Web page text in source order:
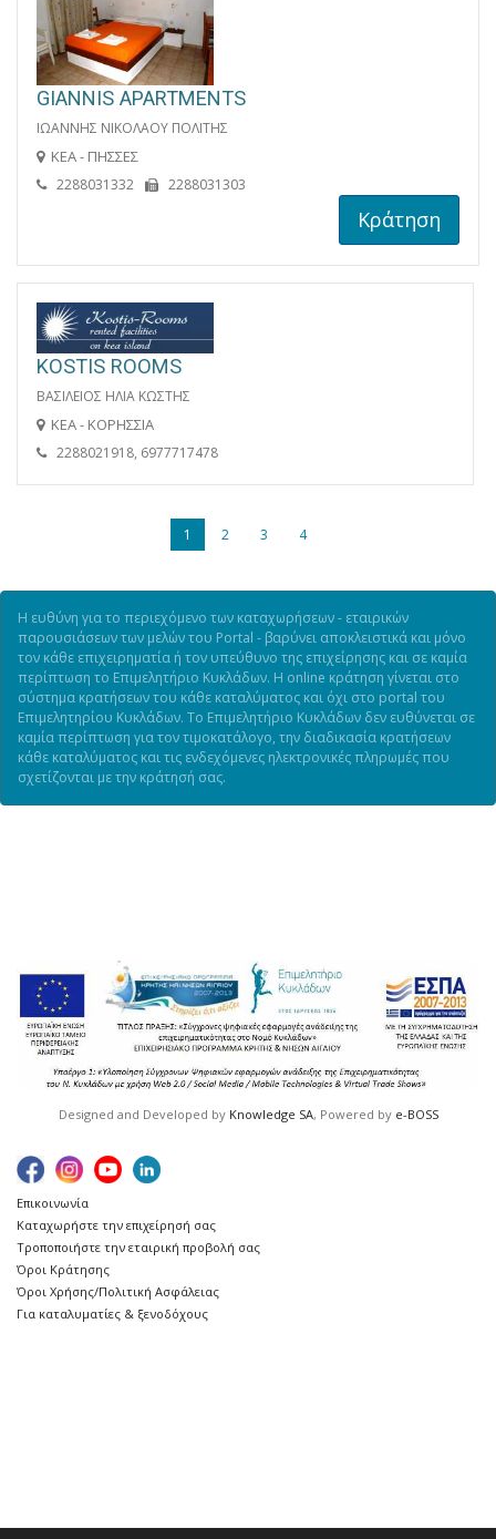
GIANNIS APARTMENTS
ΙΩΑΝΝΗΣ ΝΙΚΟΛΑΟΥ ΠΟΛΙΤΗΣ
ΚΕΑ - ΠΗΣΣΕΣ
2288031332 2288031303
Κράτηση
KOSTIS ROOMS
ΒΑΣΙΛΕΙΟΣ ΗΛΙΑ ΚΩΣΤΗΣ
ΚΕΑ - ΚΟΡΗΣΣΙΑ
2288021918, 6977717478
1 2 3 4
Η ευθύνη για το περιεχόμενο των καταχωρήσεων - εταιρικών
παρουσιάσεων των μελών του Portal - βαρύνει αποκλειστικά και μόνο
τον κάθε επιχειρηματία ή τον υπεύθυνο της επιχείρησης και σε καμία
περίπτωση το Επιμελητήριο Κυκλάδων. Η online κράτηση γίνεται στο
σύστημα κρατήσεων του κάθε καταλύματος και όχι στο portal του
Επιμελητηρίου Κυκλάδων. Το Επιμελητήριο Κυκλάδων δεν ευθύνεται σε
καμία περίπτωση για τον τιμοκατάλογο, την διαδικασία κρατήσεων
κάθε καταλύματος και τις ενδεχόμενες ηλεκτρονικές πληρωμές που
σχετίζονται με την κράτησή σας.
Designed and Developed by Knowledge SA, Powered by e-BOSS
Επικοινωνία
Καταχωρήστε την επιχείρησή σας
Τροποποιήστε την εταιρική προβολή σας
Όροι Κράτησης
Όροι Χρήσης/Πολιτική Ασφάλειας
Για καταλυματίες & ξενοδόχους